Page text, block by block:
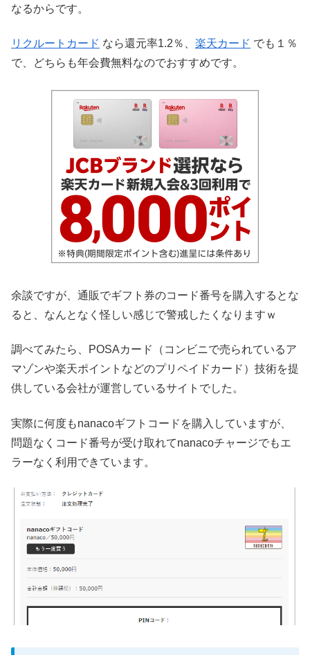
なるからです。
リクルートカード なら還元率1.2％、 楽天カード でも１％
で、どちらも年会費無料なのでおすすめです。
余談ですが、通販でギフト券のコード番号を購入するとな
ると、なんとなく怪しい感じで警戒したくなりますｗ
調べてみたら、POSAカード（コンビニで売られているア
マゾンや楽天ポイントなどのプリペイドカード）技術を提
供している会社が運営しているサイトでした。
実際に何度もnanacoギフトコードを購入していますが、
問題なくコード番号が受け取れてnanacoチャージでもエ
ラーなく利用できています。